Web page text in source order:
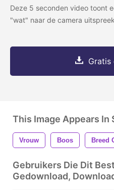
Deze 5 seconden video toont
"wat" naar de camera
Gratis
This Image Appears In
Vrouw Boos Breed
Gebruikers Die Dit
Gedownload,